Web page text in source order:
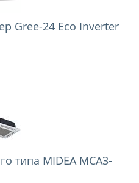
Gree-24 Eco Inverter
типа MIDEA MCA3-